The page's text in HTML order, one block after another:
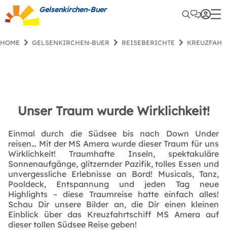
Gelsenkirchen-Buer
HOME GELSENKIRCHEN-BUER REISEBERICHTE
Unser Traum wurde Wirklichkeit!
Einmal durch die Südsee bis nach Down Under
reisen… Mit der MS Amera wurde dieser Traum für uns
Wirklichkeit! Traumhafte Inseln, spektakuläre
Sonnenaufgänge, glitzernder Pazifik, tolles Essen und
unvergessliche Erlebnisse an Bord! Musicals, Tanz,
Pooldeck, Entspannung und jeden Tag neue
Highlights – diese Traumreise hatte einfach alles!
Schau Dir unsere Bilder an, die Dir einen kleinen
Einblick über das Kreuzfahrtschiff MS Amera auf
dieser tollen Südsee Reise geben!